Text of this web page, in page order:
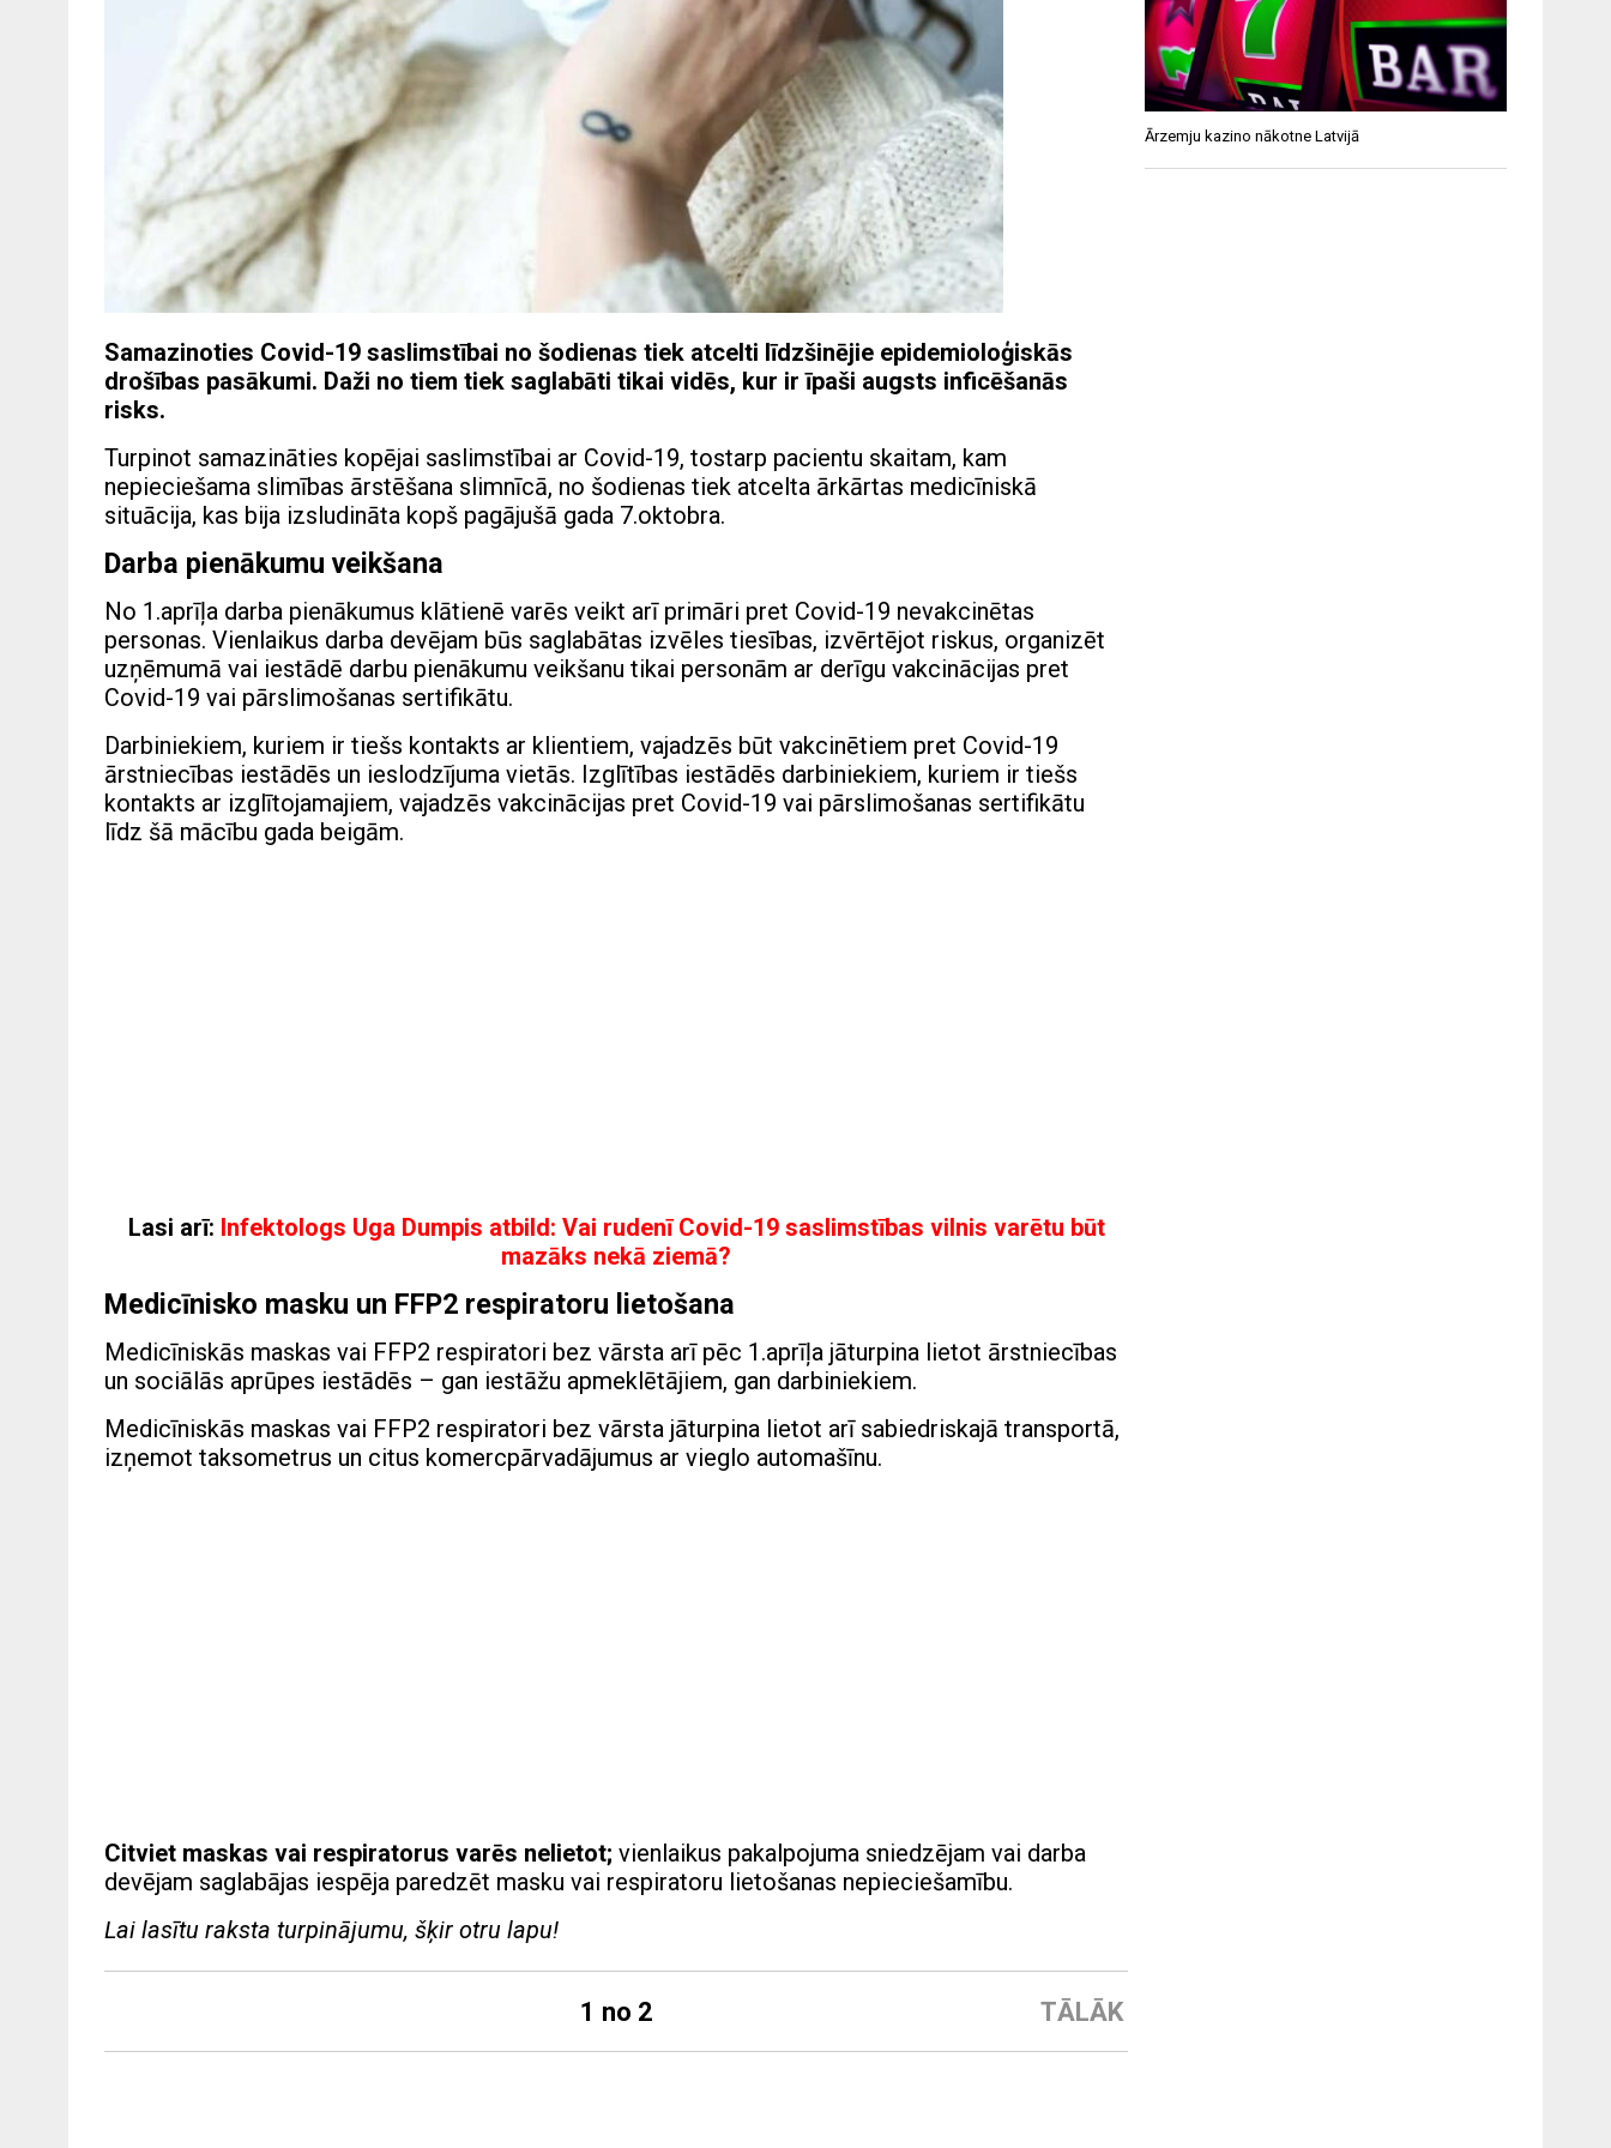
Samazinoties Covid-19 saslimstībai no šodienas tiek atcelti līdzšinējie epidemioloģiskās
drošības pasākumi. Daži no tiem tiek saglabāti tikai vidēs, kur ir īpaši augsts inficēšanās
risks.
Turpinot samazināties kopējai saslimstībai ar Covid-19, tostarp pacientu skaitam, kam
nepieciešama slimības ārstēšana slimnīcā, no šodienas tiek atcelta ārkārtas medicīniskā
situācija, kas bija izsludināta kopš pagājušā gada 7.oktobra.
Darba pienākumu veikšana
No 1.aprīļa darba pienākumus klātienē varēs veikt arī primāri pret Covid-19 nevakcinētas
personas. Vienlaikus darba devējam būs saglabātas izvēles tiesības, izvērtējot riskus, organizēt
uzņēmumā vai iestādē darbu pienākumu veikšanu tikai personām ar derīgu vakcinācijas pret
Covid-19 vai pārslimošanas sertifikātu.
Darbiniekiem, kuriem ir tiešs kontakts ar klientiem, vajadzēs būt vakcinētiem pret Covid-19
ārstniecības iestādēs un ieslodzījuma vietās. Izglītības iestādēs darbiniekiem, kuriem ir tiešs
kontakts ar izglītojamajiem, vajadzēs vakcinācijas pret Covid-19 vai pārslimošanas sertifikātu
līdz šā mācību gada beigām.
Lasi arī: Infektologs Uga Dumpis atbild: Vai rudenī Covid-19 saslimstības vilnis varētu būt
mazāks nekā ziemā?
Medicīnisko masku un FFP2 respiratoru lietošana
Medicīniskās maskas vai FFP2 respiratori bez vārsta arī pēc 1.aprīļa jāturpina lietot ārstniecības
un sociālās aprūpes iestādēs – gan iestāžu apmeklētājiem, gan darbiniekiem.
Medicīniskās maskas vai FFP2 respiratori bez vārsta jāturpina lietot arī sabiedriskajā transportā,
izņemot taksometrus un citus komercpārvadājumus ar vieglo automašīnu.
Citviet maskas vai respiratorus varēs nelietot; vienlaikus pakalpojuma sniedzējam vai darba
devējam saglabājas iespēja paredzēt masku vai respiratoru lietošanas nepieciešamību.
Lai lasītu raksta turpinājumu, šķir otru lapu!
TĀLĀK
1 no 2
Ārzemju kazino nākotne Latvijā